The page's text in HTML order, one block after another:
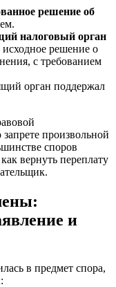
решение об
налоговый орган
решение о
с требованием
орган поддержал
произвольной
споров
вернуть переплату
и
в предмет спора,